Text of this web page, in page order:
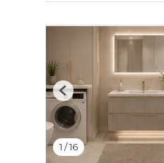
1 /16
Previous